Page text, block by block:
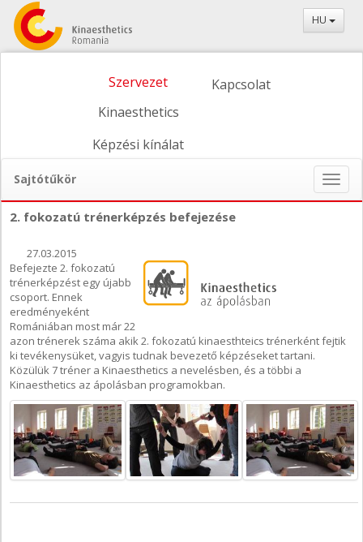
HU
Szervezet
Kinaesthetics
Képzési kínálat
Kapcsolat
Sajtótűkör
ein-/
2. fokozatú trénerképzés befejezése
27.03.2015
Befejezte 2. fokozatú
trénerképzést egy újabb
csoport. Ennek
eredményeként
Romániában most már 22
azon trénerek száma akik 2. fokozatú kinaesthteics trénerként fejtik
ki tevékenysüket, vagyis tudnak bevezető képzéseket tartani.
Közülük 7 tréner a Kinaesthetics a nevelésben, és a többi a
Kinaesthetics az ápolásban programokban.